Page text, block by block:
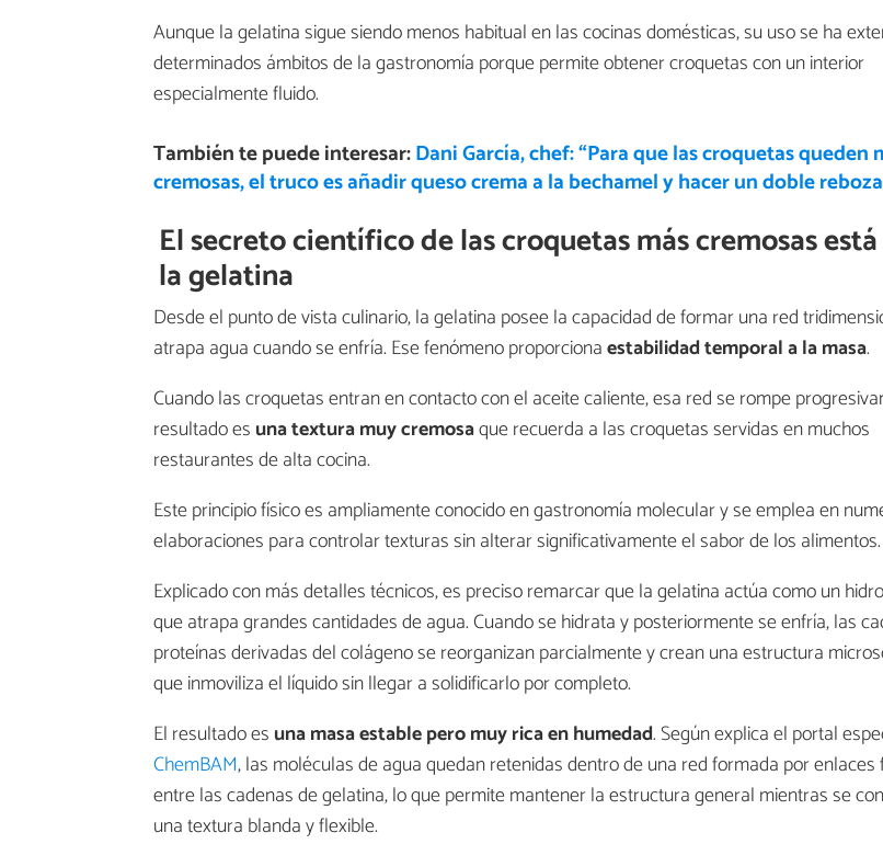
Aunque la gelatina sigue siendo menos habitual en las cocinas domésticas, su uso se ha
determinados ámbitos de la gastronomía porque permite obtener croquetas con un interior
especialmente fluido.
También te puede interesar:Dani García, chef: “Para que las croquetas queden
cremosas, el truco es añadir queso crema a la bechamel y hacer un doble
El secreto científico de las croquetas más cremosas
la gelatina
Desde el punto de vista culinario, la gelatina posee la capacidad de formar una red
atrapa agua cuando se enfría. Ese fenómeno proporcionaestabilidad temporala la masa.
Cuando las croquetas entran en contacto con el aceite caliente, esa red se rompe
resultado es una textura muy cremosaque recuerda a las croquetas servidas en muchos
restaurantes de alta cocina.
Este principio físico es ampliamente conocido en gastronomía molecular y se emplea en
elaboraciones para controlar texturas sin alterar significativamente el sabor de los alimentos.
Explicado con más detalles técnicos, es preciso remarcar que la gelatina actúa como un
que atrapa grandes cantidades de agua. Cuando se hidrata y posteriormente se enfría, las
proteínas derivadas del colágeno se reorganizan parcialmente y crean una estructura
que inmoviliza el líquido sin llegar a solidificarlo por completo.
El resultado es una masa estable pero muy rica en humedad. Según explica el portal
ChemBAM, las moléculas de agua quedan retenidas dentro de una red formada por enlaces
entre las cadenas de gelatina, lo que permite mantener la estructura general mientras se
una textura blanda y flexible.